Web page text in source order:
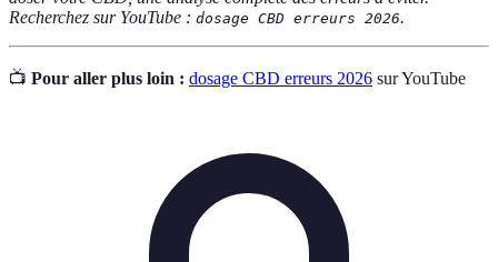
Recherchez sur YouTube : dosage CBD erreurs 2026.
📺 Pour aller plus loin : dosage CBD erreurs 2026 sur YouTube